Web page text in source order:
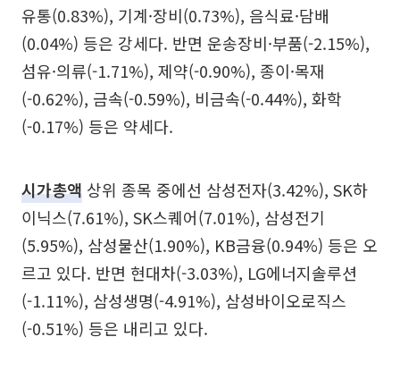
유통(0.83%), 기계·장비(0.73%), 음식료·담배
(0.04%) 등은 강세다. 반면 운송장비·부품(-2.15%),
섬유·의류(-1.71%), 제약(-0.90%), 종이·목재
(-0.62%), 금속(-0.59%), 비금속(-0.44%), 화학
(-0.17%) 등은 약세다.
시가총액 상위 종목 중에선 삼성전자(3.42%), SK하
이닉스(7.61%), SK스퀘어(7.01%), 삼성전기
(5.95%), 삼성물산(1.90%), KB금융(0.94%) 등은 오
르고 있다. 반면 현대차(-3.03%), LG에너지솔루션
(-1.11%), 삼성생명(-4.91%), 삼성바이오로직스
(-0.51%) 등은 내리고 있다.